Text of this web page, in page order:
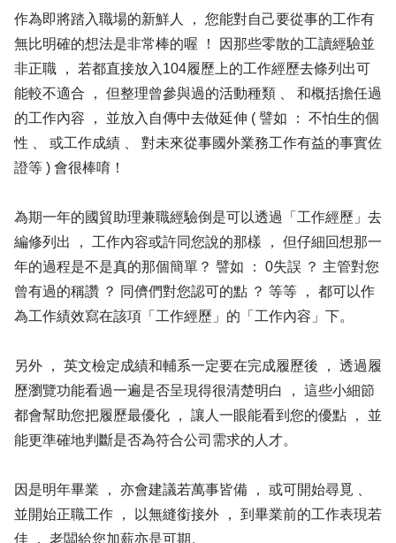
作為即將踏入職場的新鮮人 ， 您能對自己要從事的工作有
無比明確的想法是非常棒的喔 ！ 因那些零散的工讀經驗並
非正職 ， 若都直接放入104履歷上的工作經歷去條列出可
能較不適合 ， 但整理曾參與過的活動種類 、 和概括擔任過
的工作內容 ， 並放入自傳中去做延伸 ( 譬如 ： 不怕生的個
性 、 或工作成績 、 對未來從事國外業務工作有益的事實佐
證等 ) 會很棒唷！
為期一年的國貿助理兼職經驗倒是可以透過「工作經歷」去
編修列出 ， 工作內容或許同您說的那樣 ， 但仔細回想那一
年的過程是不是真的那個簡單？ 譬如 ： 0失誤 ？ 主管對您
曾有過的稱讚 ？ 同儕們對您認可的點 ？ 等等 ， 都可以作
為工作績效寫在該項「工作經歷」的「工作內容」下。
另外 ， 英文檢定成績和輔系一定要在完成履歷後 ， 透過履
歷瀏覽功能看過一遍是否呈現得很清楚明白 ， 這些小細節
都會幫助您把履歷最優化 ， 讓人一眼能看到您的優點 ， 並
能更準確地判斷是否為符合公司需求的人才。
因是明年畢業 ， 亦會建議若萬事皆備 ， 或可開始尋覓 、
並開始正職工作 ， 以無縫銜接外 ， 到畢業前的工作表現若
佳 ， 老闆給您加薪亦是可期。